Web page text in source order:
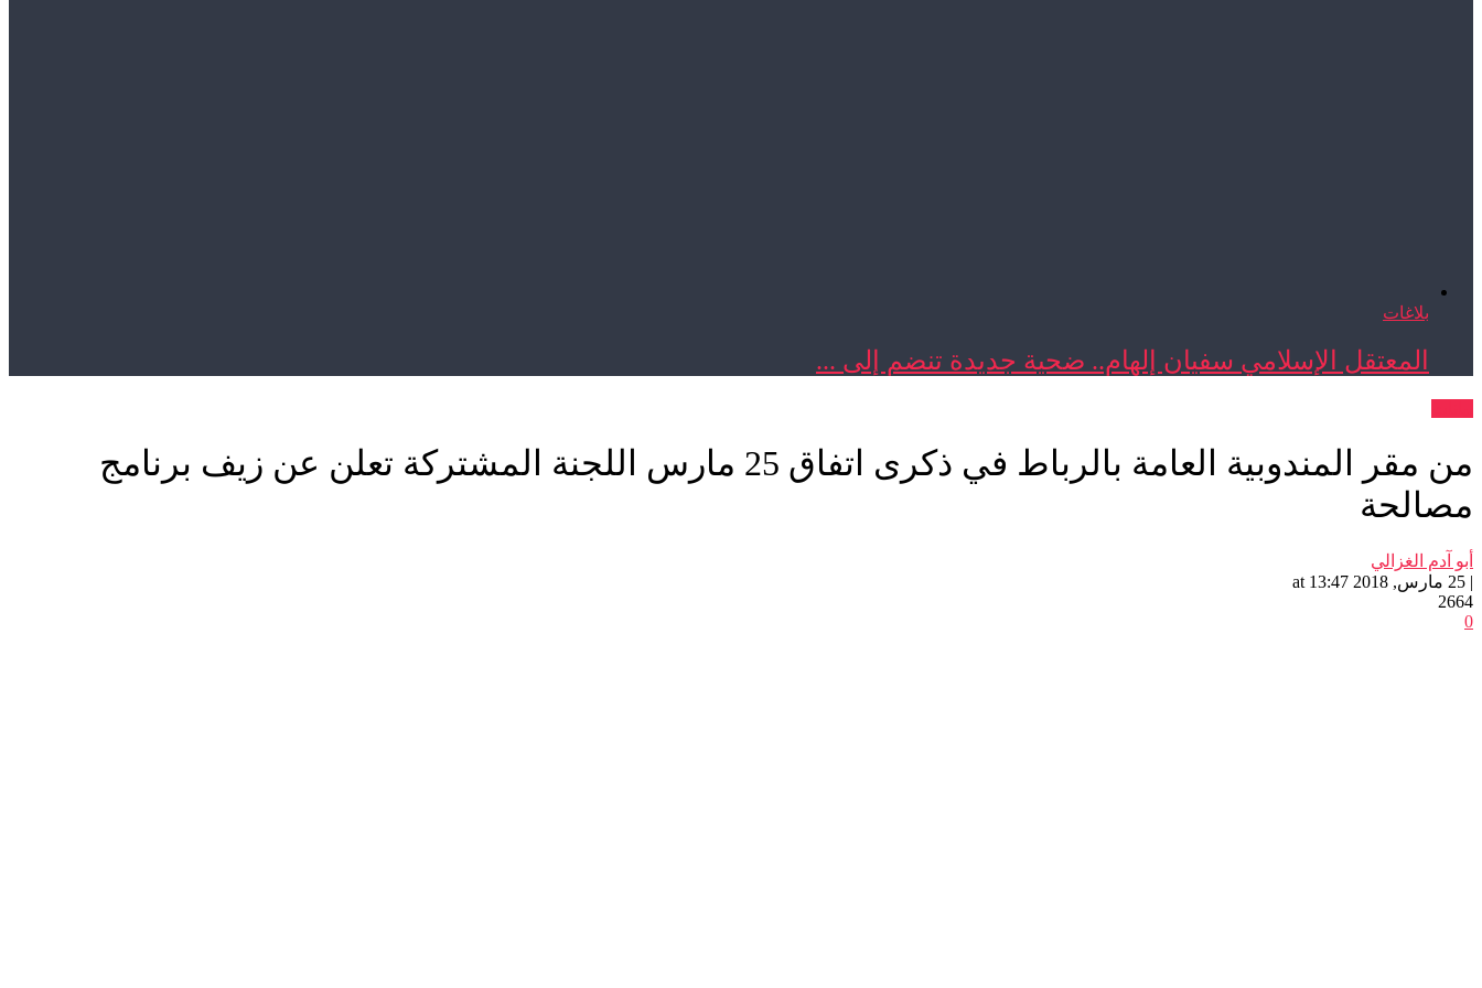
بلاغات
المعتقل الإسلامي سفيان إلهام.. ضحية جديدة تنضم إلى ...
من مقر المندوبية العامة بالرباط في ذكرى اتفاق 25 مارس اللجنة المشتركة تعلن عن زيف برنامج
مصالحة
أبو آدم الغزالي
| 25 مارس, 2018 at 13:47
2664
0